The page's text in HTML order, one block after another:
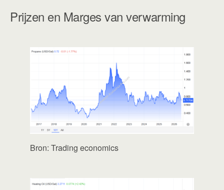
Prijzen en Marges van verwarming
Bron: Trading economics